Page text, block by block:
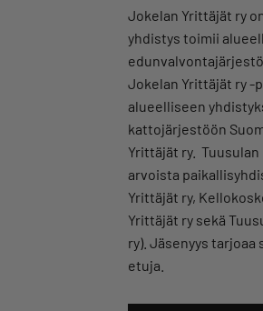
Jokelan Yrittäjät ry
yhdistys toimii
Jokelan Yrittäjät ry -
alueelliseen
kattojärjestöön
Yrittäjät ry.
arvoista
Yrittäjät ry,
Yrittäjät ry sekä
ry). Jäsenyys
etuja.